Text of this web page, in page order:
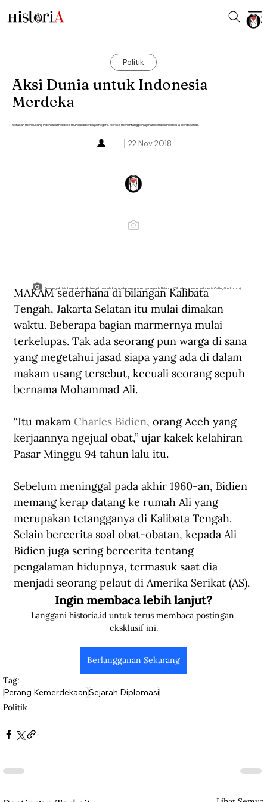
Politik
Aksi Dunia untuk Indonesia
Merdeka
Gerakan mendukung Indonesia merdeka muncul di berbagai negara. Mereka menentang penjajahan kembali Indonesia oleh Belanda.
22 Nov 2018
...
Seorang aktivis buruh Australia tengah menuliskan unek-unek protesnya kepada Belanda. (Film dokumenter Indonesia Calling/imdb.com)
MAKAM sederhana di bilangan Kalibata
Tengah, Jakarta Selatan itu mulai dimakan
waktu. Beberapa bagian marmernya mulai
terkelupas. Tak ada seorang pun warga di sana
yang megetahui jasad siapa yang ada di dalam
makam usang tersebut, kecuali seorang sepuh
bernama Mohammad Ali.
“Itu makam Charles Bidien, orang Aceh yang
kerjaannya ngejual obat,” ujar kakek kelahiran
Pasar Minggu 94 tahun lalu itu.
Sebelum meninggal pada akhir 1960-an, Bidien
memang kerap datang ke rumah Ali yang
merupakan tetangganya di Kalibata Tengah.
Selain bercerita soal obat-obatan, kepada Ali
Bidien juga sering bercerita tentang
pengalaman hidupnya, termasuk saat dia
menjadi seorang pelaut di Amerika Serikat (AS).
Ingin membaca lebih lanjut?
Langgani historia.id untuk terus membaca postingan
eksklusif ini.
Berlangganan Sekarang
Tag:
Perang KemerdekaanSejarah Diplomasi
Politik